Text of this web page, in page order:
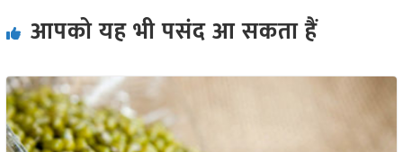
आपको यह भी पसंद आ सकता हैं